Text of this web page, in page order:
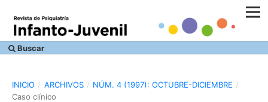
Buscar
INICIO / ARCHIVOS / NÚM. 4 (1997): OCTUBRE-DICIEMBRE /
Caso clínico